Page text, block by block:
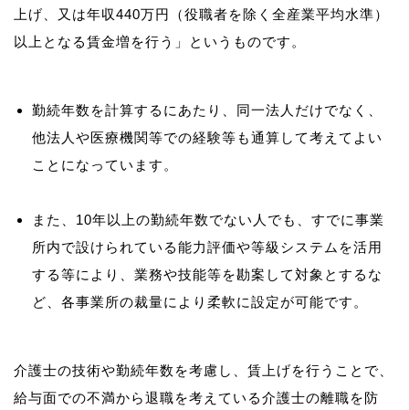
上げ、又は年収440万円（役職者を除く全産業平均水準）
勤続年数を計算するにあたり、同一法人だけでなく、
他法人や医療機関等での経験等も通算して考えてよい
ことになっています。
また、10年以上の勤続年数でない人でも、すでに事業
所内で設けられている能力評価や等級システムを活用
する等により、業務や技能等を勘案して対象とするな
ど、各事業所の裁量により柔軟に設定が可能です。
介護士の技術や勤続年数を考慮し、賃上げを行うことで、
給与面での不満から退職を考えている介護士の離職を防